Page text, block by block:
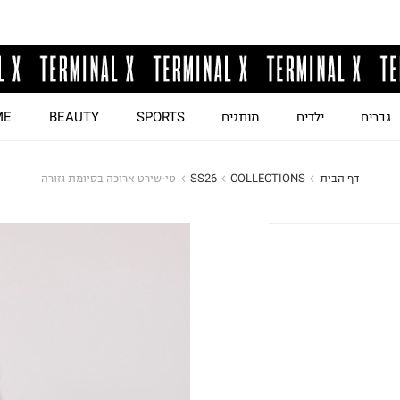
גברים ילדים מותגים SPORTS
BEAUTY
דף הבית COLLECTIONS
SS26 טי-שירט ארוכה בסיומת גזורה